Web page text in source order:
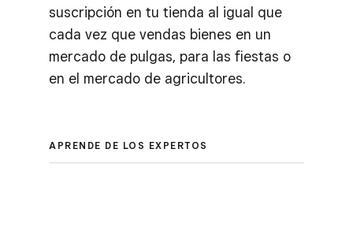
suscripción en tu tienda al igual que
cada vez que vendas bienes en un
mercado de pulgas, para las fiestas o
en el mercado de agricultores.
APRENDE DE LOS EXPERTOS